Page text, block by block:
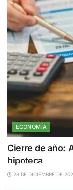
ECONOMÍA
Cierre de año:
hipoteca
28 DE DICIEMBRE DE